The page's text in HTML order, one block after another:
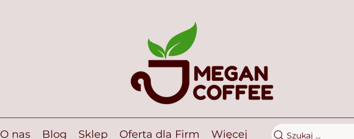
Szukaj ...
O nas Blog Sklep Oferta dla Firm Więcej